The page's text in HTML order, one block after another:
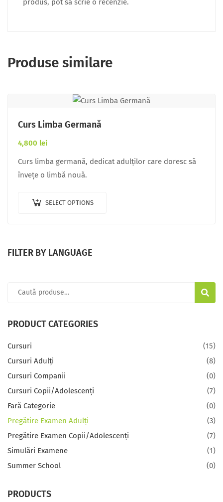
produs, pot să scrie o recenzie.
Produse similare
Curs Limba Germană
4,800 lei
Curs limba germană, dedicat adulților care doresc să
învețe o limbă nouă.
SELECT OPTIONS
FILTER BY LANGUAGE
CAUTĂ
PRODUCT CATEGORIES
Cursuri
(15)
Cursuri Adulți
(8)
Cursuri Companii
(0)
Cursuri Copii/Adolescenți
(7)
Fară Categorie
(0)
Pregătire Examen Adulți
(3)
Pregătire Examen Copii/Adolescenți
(7)
Simulări Examene
(1)
Summer School
(0)
PRODUCTS